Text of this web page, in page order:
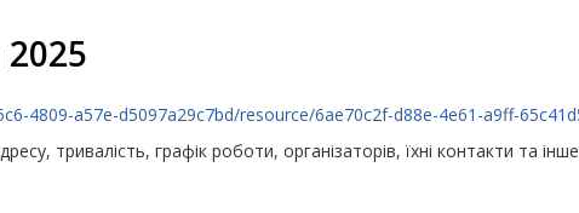
4809-a57e-d5097a29c7bd/resource/6ae70c2f-d88e-4e61-a9ff-
тривалість, графік роботи, організаторів, їхні контакти та інше